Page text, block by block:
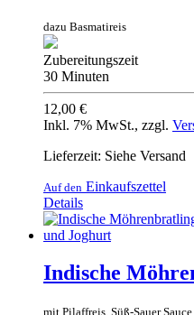
dazu Basmatireis
Zubereitungszeit
30 Minuten
12,00 €
Inkl. 7% MwSt., zzgl.
Lieferzeit: Siehe Versand
Auf den Einkaufszettel
Details
Indische
mit Pilaffreis, Süß-Sauer